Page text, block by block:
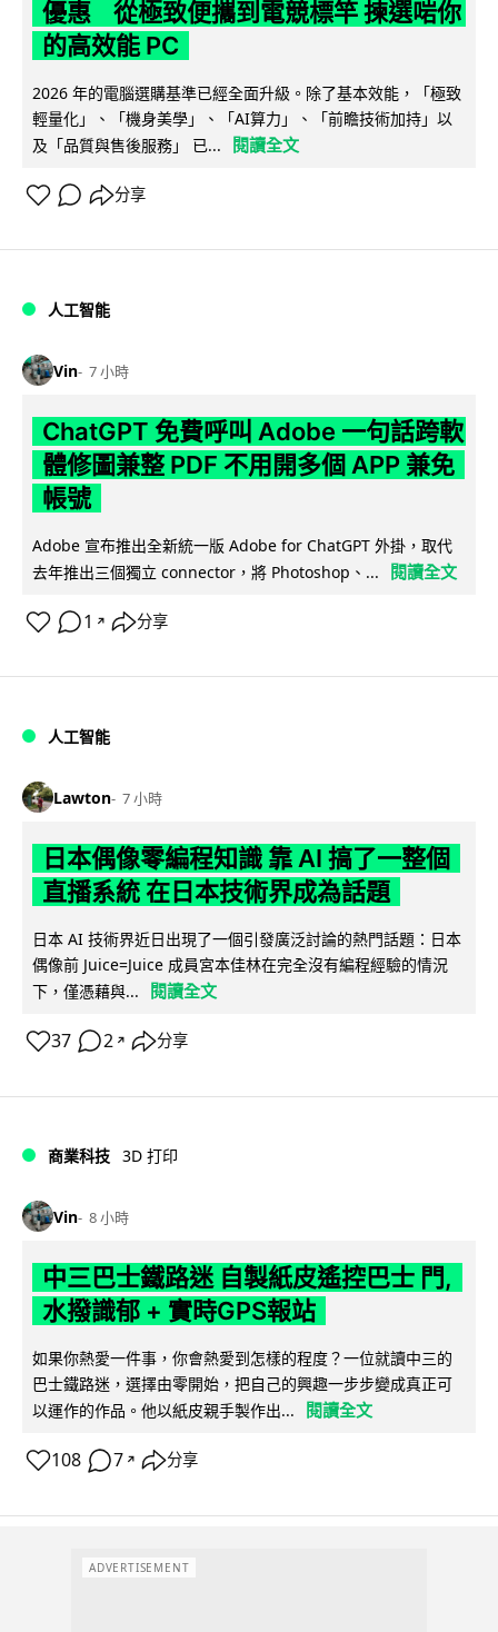
優惠 從極致便攜到電競標竿 揀選啱你
的高效能 PC
2026 年的電腦選購基準已經全面升級。除了基本效能，「極致
輕量化」、「機身美學」、「AI算力」、「前瞻技術加持」以
及「品質與售後服務」 已...
閱讀全文
分享
人工智能
Vin 7 小時
ChatGPT 免費呼叫 Adobe 一句話跨軟
體修圖兼整 PDF 不用開多個 APP 兼免
帳號
Adobe 宣布推出全新統一版 Adobe for ChatGPT 外掛，取代
去年推出三個獨立 connector，將 Photoshop、...
閱讀全文
1 ↗ 分享
人工智能
Lawton 7 小時
日本偶像零編程知識 靠 AI 搞了一整個
直播系統 在日本技術界成為話題
日本 AI 技術界近日出現了一個引發廣泛討論的熱門話題：日本
偶像前 Juice=Juice 成員宮本佳林在完全沒有編程經驗的情況
下，僅憑藉與...
閱讀全文
37 2 ↗ 分享
商業科技 3D 打印
Vin 8 小時
中三巴士鐵路迷 自製紙皮遙控巴士 門,
水撥識郁 + 實時GPS報站
如果你熱愛一件事，你會熱愛到怎樣的程度？一位就讀中三的
巴士鐵路迷，選擇由零開始，把自己的興趣一步步變成真正可
以運作的作品。他以紙皮親手製作出...
閱讀全文
108 7 ↗ 分享
ADVERTISEMENT